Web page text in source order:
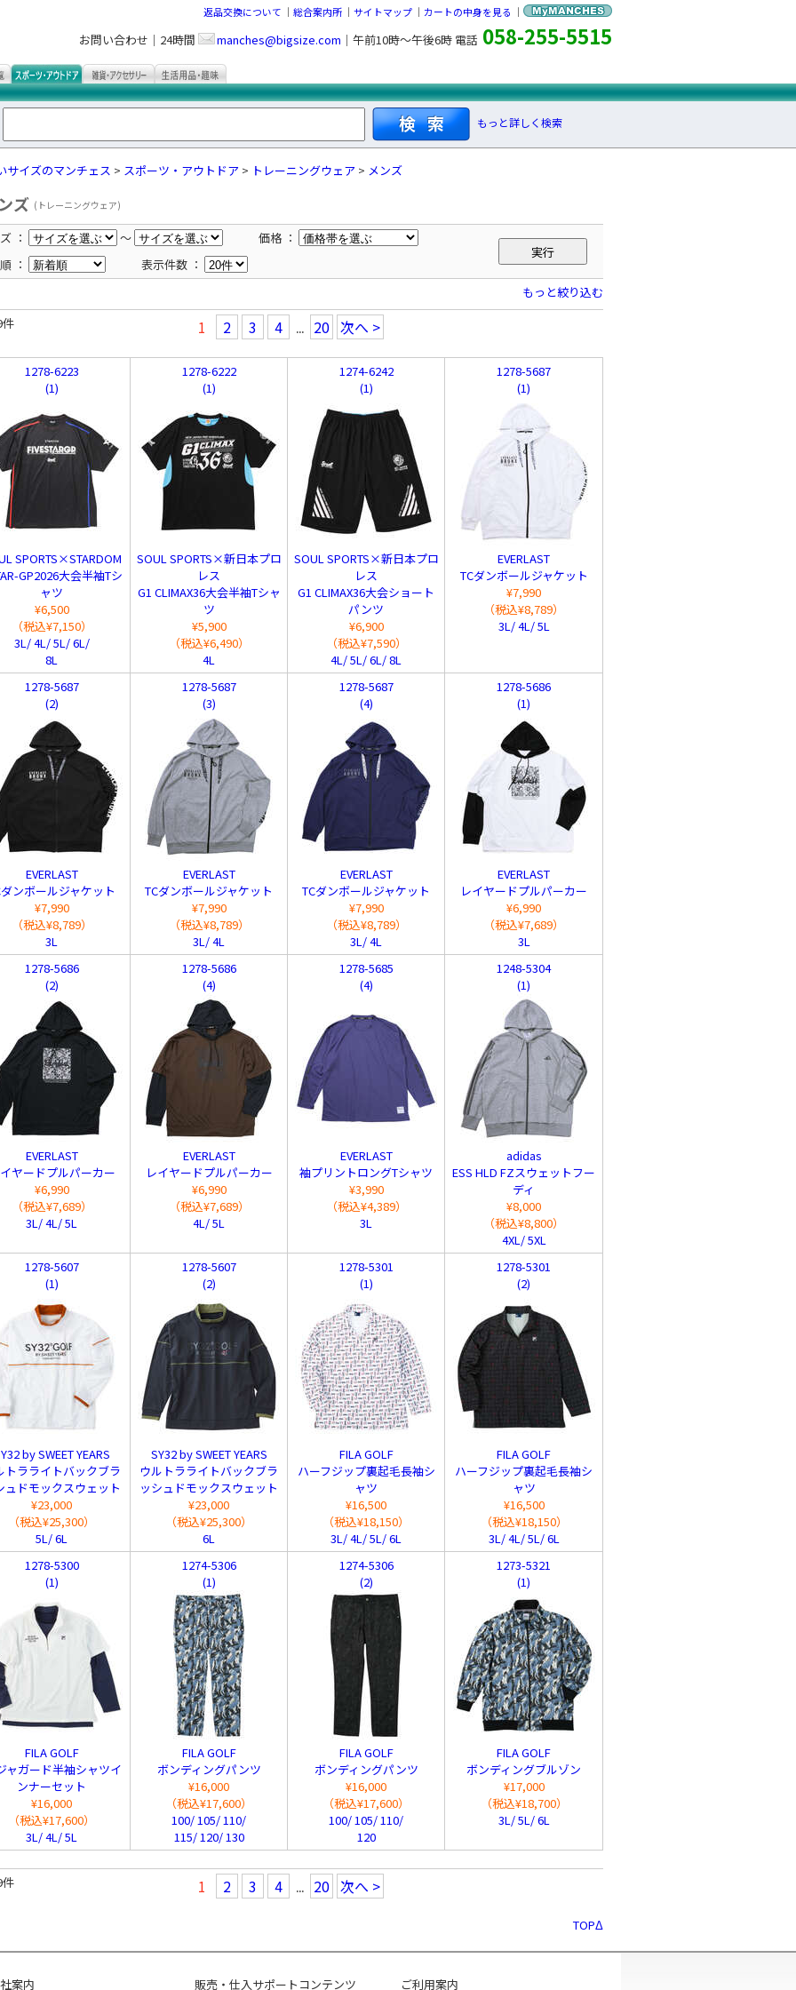
カートの中身を見る ｜
サイトマップ ｜
総合案内所 ｜
返品交換について ｜
お問い合わせ｜24時間 manches@bigsize.com ｜午前10時～午後6時 電話 058-255-5515
もっと詳しく検索
サイズのマンチェス > スポーツ・アウトドア > トレーニングウェア > メンズ
ズ (トレーニングウェア)
： ～
価格 ：
：
表示件数 ：
もっと絞り込む
件
1 2 3 4 ... 20 次へ >
1278-6223
(1)
SPORTS×STARDOM
GP2026大会半袖Tシ
ャツ
¥6,500
（税込¥7,150）
3L/ 4L/ 5L/ 6L/
8L
1278-6222
(1)
SOUL SPORTS×新日本プロ
レス
G1 CLIMAX36大会半袖Tシャ
ツ
¥5,900
（税込¥6,490）
4L
1274-6242
(1)
SOUL SPORTS×新日本プロ
レス
G1 CLIMAX36大会ショート
パンツ
¥6,900
（税込¥7,590）
4L/ 5L/ 6L/ 8L
1278-5687
(1)
EVERLAST
TCダンボールジャケット
¥7,990
（税込¥8,789）
3L/ 4L/ 5L
1278-5687
(2)
EVERLAST
ンボールジャケット
¥7,990
（税込¥8,789）
3L
1278-5687
(3)
EVERLAST
TCダンボールジャケット
¥7,990
（税込¥8,789）
3L/ 4L
1278-5687
(4)
EVERLAST
TCダンボールジャケット
¥7,990
（税込¥8,789）
3L/ 4L
1278-5686
(1)
EVERLAST
レイヤードプルパーカー
¥6,990
（税込¥7,689）
3L
1278-5686
(2)
EVERLAST
ヤードプルパーカー
¥6,990
（税込¥7,689）
3L/ 4L/ 5L
1278-5686
(4)
EVERLAST
レイヤードプルパーカー
¥6,990
（税込¥7,689）
4L/ 5L
1278-5685
(4)
EVERLAST
袖プリントロングTシャツ
¥3,990
（税込¥4,389）
3L
1248-5304
(1)
adidas
ESS HLD FZスウェットフー
ディ
¥8,000
（税込¥8,800）
4XL/ 5XL
1278-5607
(1)
by SWEET YEARS
トラライトバックブラ
ュドモックスウェット
¥23,000
（税込¥25,300）
5L/ 6L
1278-5607
(2)
SY32 by SWEET YEARS
ウルトラライトバックブラ
ッシュドモックスウェット
¥23,000
（税込¥25,300）
6L
1278-5301
(1)
FILA GOLF
ハーフジップ裏起毛長袖シ
ャツ
¥16,500
（税込¥18,150）
3L/ 4L/ 5L/ 6L
1278-5301
(2)
FILA GOLF
ハーフジップ裏起毛長袖シ
ャツ
¥16,500
（税込¥18,150）
3L/ 4L/ 5L/ 6L
1278-5300
(1)
FILA GOLF
ャガード半袖シャツイ
ンナーセット
¥16,000
（税込¥17,600）
3L/ 4L/ 5L
1274-5306
(1)
FILA GOLF
ボンディングパンツ
¥16,000
（税込¥17,600）
100/ 105/ 110/
115/ 120/ 130
1274-5306
(2)
FILA GOLF
ボンディングパンツ
¥16,000
（税込¥17,600）
100/ 105/ 110/
120
1273-5321
(1)
FILA GOLF
ボンディングブルゾン
¥17,000
（税込¥18,700）
3L/ 5L/ 6L
件 1 2 3 4 ... 20 次へ >
TOPΔ
案内 販売・仕入サポートコンテンツ ご利用案内